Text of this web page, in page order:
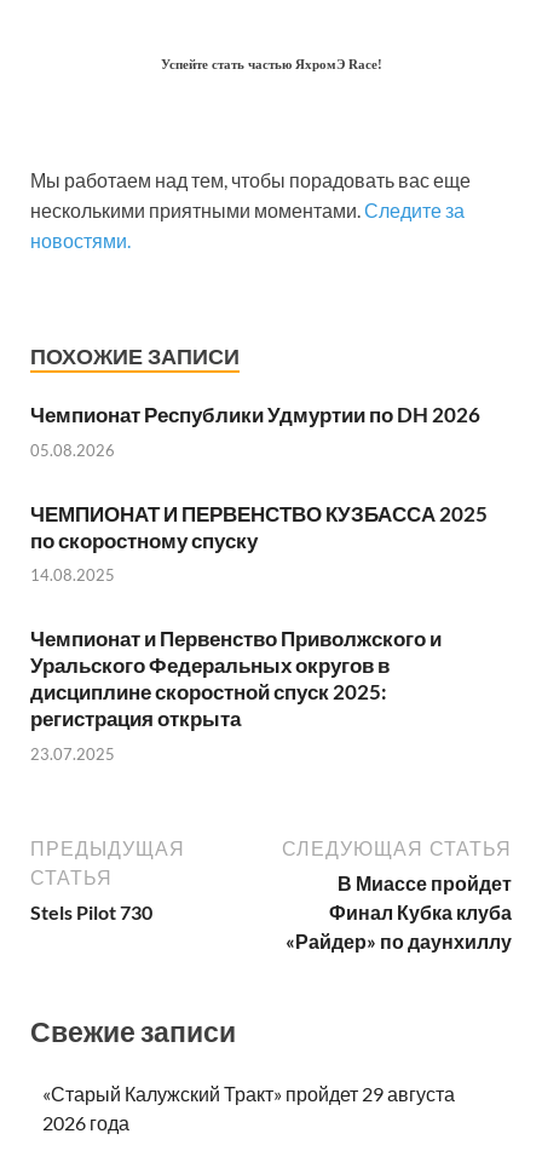
Успейте стать частью ЯхромЭ Race!
Мы работаем над тем, чтобы порадовать вас еще
несколькими приятными моментами.Следите за
новостями.
ПОХОЖИЕ ЗАПИСИ
Чемпионат Республики Удмуртии по DH 2026
05.08.2026
ЧЕМПИОНАТ И ПЕРВЕНСТВО КУЗБАССА 2025
по скоростному спуску
14.08.2025
Чемпионат и Первенство Приволжского и
Уральского Федеральных округов в
дисциплине скоростной спуск 2025:
регистрация открыта
23.07.2025
ПРЕДЫДУЩАЯ
СТАТЬЯ
Stels Pilot 730
СЛЕДУЮЩАЯ СТАТЬЯ
В Миассе пройдет
Финал Кубка клуба
«Райдер» по даунхиллу
Свежие записи
«Старый Калужский Тракт» пройдет 29 августа
2026 года